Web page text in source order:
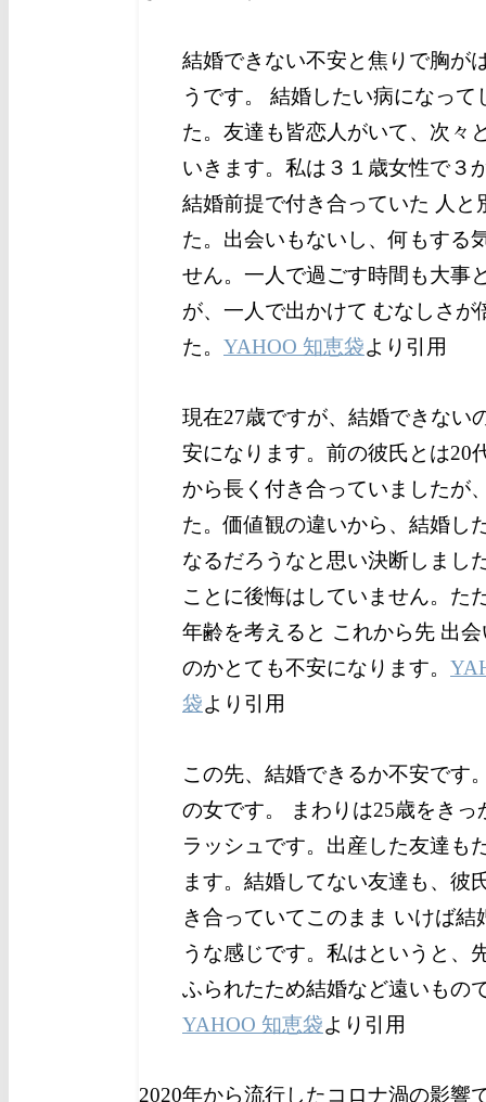
結婚できない不安と焦りで胸が
うです。 結婚したい病になって
た。 友達も皆恋人がいて、次々
いきます。 私は３１歳女性で３
結婚前提で付き合っていた 人と
た。 出会いもないし、何もする
せん。一人で過ごす時間も大事
が、一人で出かけて むなしさが
た。 YAHOO 知恵袋より引用
現在27歳ですが、結婚できない
安になります。 前の彼氏とは20
から長く付き合っていましたが
た。価値観の違いから、結婚し
なるだろうなと思い決断しまし
ことに後悔はしていません。 た
年齢を考えると これから先 出
のかとても不安になります。
袋より引用
この先、結婚できるか不安です
の女です。 まわりは25歳をきっ
ラッシュです。 出産した友達も
ます。 結婚してない友達も、彼
き合っていてこのまま いけば結
うな感じです。 私はというと、
ふられたため結婚など遠いもの
YAHOO 知恵袋より引用
2020年から流行したコロナ渦の影響